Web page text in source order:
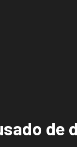
de